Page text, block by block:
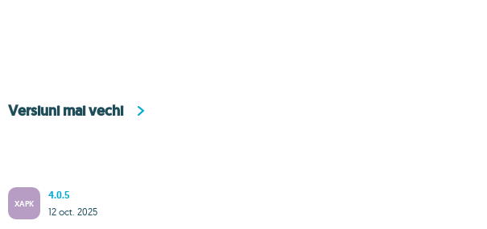
Versiuni mai vechi
XAPK
4.0.5
12 oct. 2025